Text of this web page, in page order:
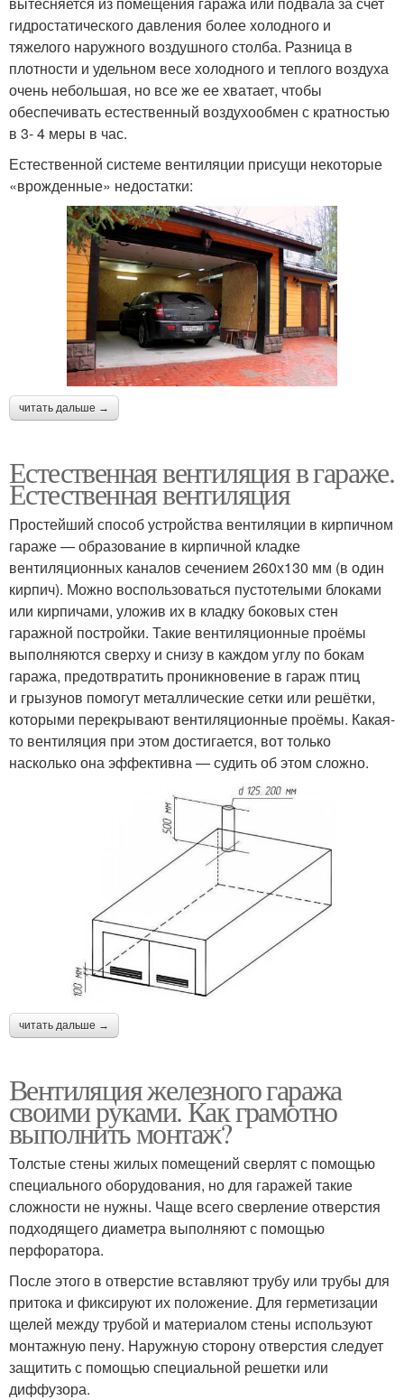
гидростатического давления более холодного и
тяжелого наружного воздушного столба. Разница в
плотности и удельном весе холодного и теплого воздуха
очень небольшая, но все же ее хватает, чтобы
обеспечивать естественный воздухообмен с кратностью
в 3- 4 меры в час.
Естественной системе вентиляции присущи некоторые
«врожденные» недостатки:
читать дальше →
Естественная вентиляция в гараже.
Естественная вентиляция
Простейший способ устройства вентиляции в кирпичном
гараже — образование в кирпичной кладке
вентиляционных каналов сечением 260х130 мм (в один
кирпич). Можно воспользоваться пустотелыми блоками
или кирпичами, уложив их в кладку боковых стен
гаражной постройки. Такие вентиляционные проёмы
выполняются сверху и снизу в каждом углу по бокам
гаража, предотвратить проникновение в гараж птиц
и грызунов помогут металлические сетки или решётки,
которыми перекрывают вентиляционные проёмы. Какая-
то вентиляция при этом достигается, вот только
насколько она эффективна — судить об этом сложно.
читать дальше →
Вентиляция железного гаража
своими руками. Как грамотно
выполнить монтаж?
Толстые стены жилых помещений сверлят с помощью
специального оборудования, но для гаражей такие
сложности не нужны. Чаще всего сверление отверстия
подходящего диаметра выполняют с помощью
перфоратора.
После этого в отверстие вставляют трубу или трубы для
притока и фиксируют их положение. Для герметизации
щелей между трубой и материалом стены используют
монтажную пену. Наружную сторону отверстия следует
защитить с помощью специальной решетки или
диффузора.